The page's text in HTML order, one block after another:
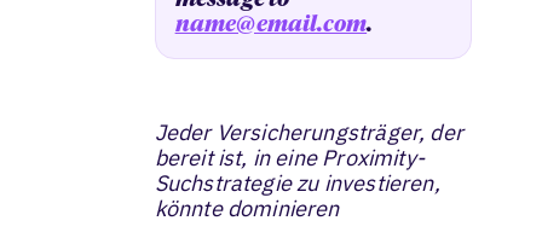
name@email.com.
Jeder Versicherungsträger, der
bereit ist, in eine Proximity-
Suchstrategie zu investieren,
könnte dominieren